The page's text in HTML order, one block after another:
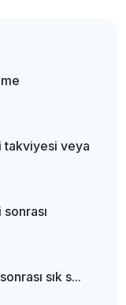
veya
sık s...